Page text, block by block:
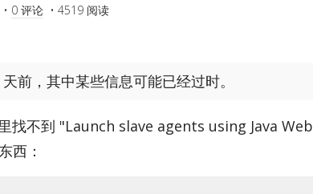
• 0 评论 • 4519 阅读
前，其中某些信息可能已经过时。
找不到 "Launch slave agents us­ing Java Web
西：